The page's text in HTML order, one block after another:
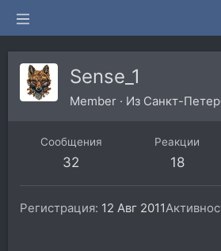
Sense_1
Member · Из Санкт-
Сообщения
32
Реакции
18
Регистрация 12 Авг 2011